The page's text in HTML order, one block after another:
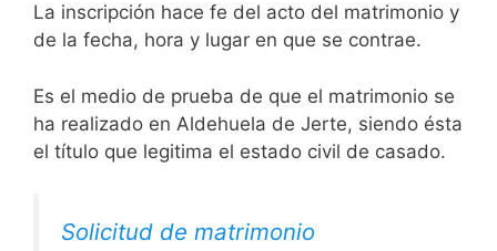
La inscripción hace fe del acto del matrimonio y
de la fecha, hora y lugar en que se contrae.
Es el medio de prueba de que el matrimonio se
ha realizado en Aldehuela de Jerte, siendo ésta
el título que legitima el estado civil de casado.
Solicitud de matrimonio